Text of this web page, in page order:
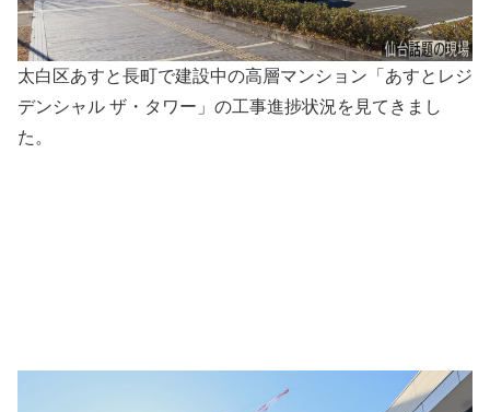
太白区あすと長町で建設中の高層マンション「あすとレジ
デンシャル ザ・タワー」の工事進捗状況を見てきまし
た。